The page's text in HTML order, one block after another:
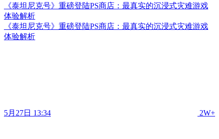
《泰坦尼克号》重磅登陆PS商店：最真实的沉浸式灾难游戏
体验解析
《泰坦尼克号》重磅登陆PS商店：最真实的沉浸式灾难游戏
体验解析
5月27日 13:34 2W+